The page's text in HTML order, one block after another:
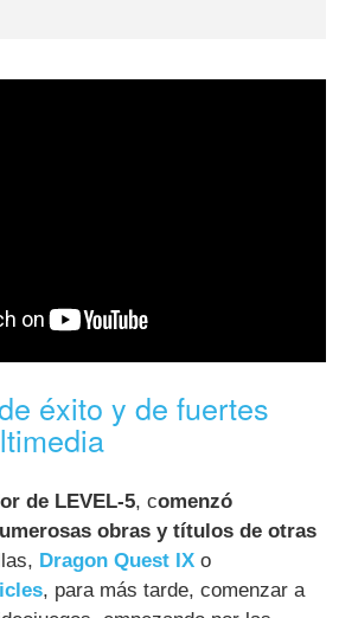
éxito y de fuertes
de LEVEL-5, comenzó
obras y títulos de otras
Dragon Quest IX o
, para más tarde, comenzar a